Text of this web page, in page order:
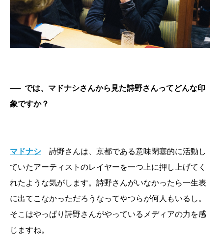
── では、マドナシさんから見た詩野さんってどんな印
象ですか？
マドナシ
詩野さんは、京都である意味閉塞的に活動し
ていたアーティストのレイヤーを一つ上に押し上げてく
れたような気がします。詩野さんがいなかったら一生表
に出てこなかっただろうなってやつらが何人もいるし。
そこはやっぱり詩野さんがやっているメディアの力を感
じますね。